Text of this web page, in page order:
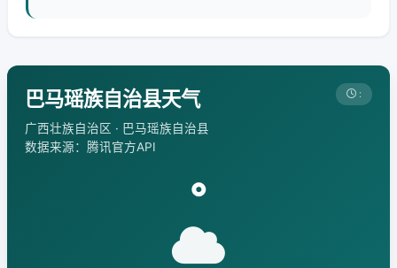
巴马瑶族自治县天气
广西壮族自治区 · 巴马瑶族自治县
数据来源：腾讯官方API
:
°